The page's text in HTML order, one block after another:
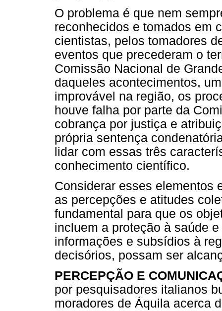
O problema é que nem
reconhecidos e tomados em
cientistas, pelos tomadores
eventos que precederam o
Comissão Nacional de
daqueles acontecimentos,
improvável na região, os
houve falha por parte da
cobrança por justiça e
própria sentença
lidar com essas três
conhecimento científico.
Considerar esses elementos
as percepções e atitudes
fundamental para que os
incluem a proteção à saúde
informações e subsídios à
decisórios, possam ser
PERCEPÇÃO E
por pesquisadores italianos
moradores de Áquila acerca